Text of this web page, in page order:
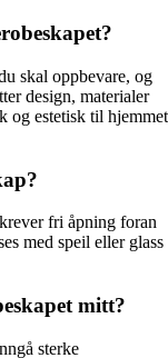
skal oppbevare, og
design, materialer
og estetisk til hjemmet
fri åpning foran
med speil eller glass
mitt?
sterke